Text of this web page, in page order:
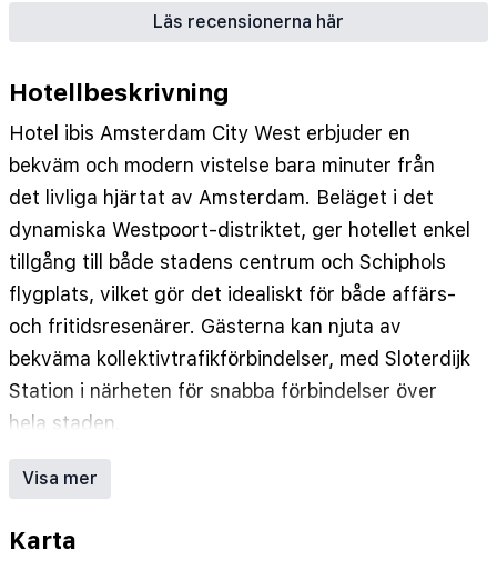
Läs recensionerna här
Hotellbeskrivning
Hotel ibis Amsterdam City West erbjuder en
bekväm och modern vistelse bara minuter från
det livliga hjärtat av Amsterdam. Beläget i det
dynamiska Westpoort-distriktet, ger hotellet enkel
tillgång till både stadens centrum och Schiphols
flygplats, vilket gör det idealiskt för både affärs-
och fritidsresenärer. Gästerna kan njuta av
bekväma kollektivtrafikförbindelser, med Sloterdijk
Station i närheten för snabba förbindelser över
hela staden.
Hotellet har ljusa, luftkonditionerade rum
designade för avkoppling och en vilsam natts
sömn. Varje rum inkluderar en mjuk säng, platt-TV,
Visa mer
Karta